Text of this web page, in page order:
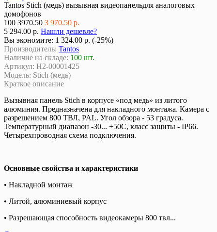
Tantos Stich (медь) вызывная видеопанельдля аналоговых
домофонов
100 3970.50 3 970.50 р.
5 294.00 р. Нашли дешевле?
Вы экономите: 1 324.00 р. (-25%)
Производитель: Tantos
Наличие на складе: 100 шт.
Артикул: Н2-00001425
Модель: Stich (медь)
Краткое описание
Вызывная панель Stich в корпусе «под медь» из литого
алюминия. Предназначена для накладного монтажа. Камера с
разрешением 800 ТВЛ, PAL. Угол обзора - 53 градуса.
Температурный диапазон -30... +50С, класс защиты - IP66.
Четырехпроводная схема подключения.
Основные свойства и характеристики
• Накладной монтаж
• Литой, алюминиевый корпус
• Разрешающая способность видеокамеры 800 твл...